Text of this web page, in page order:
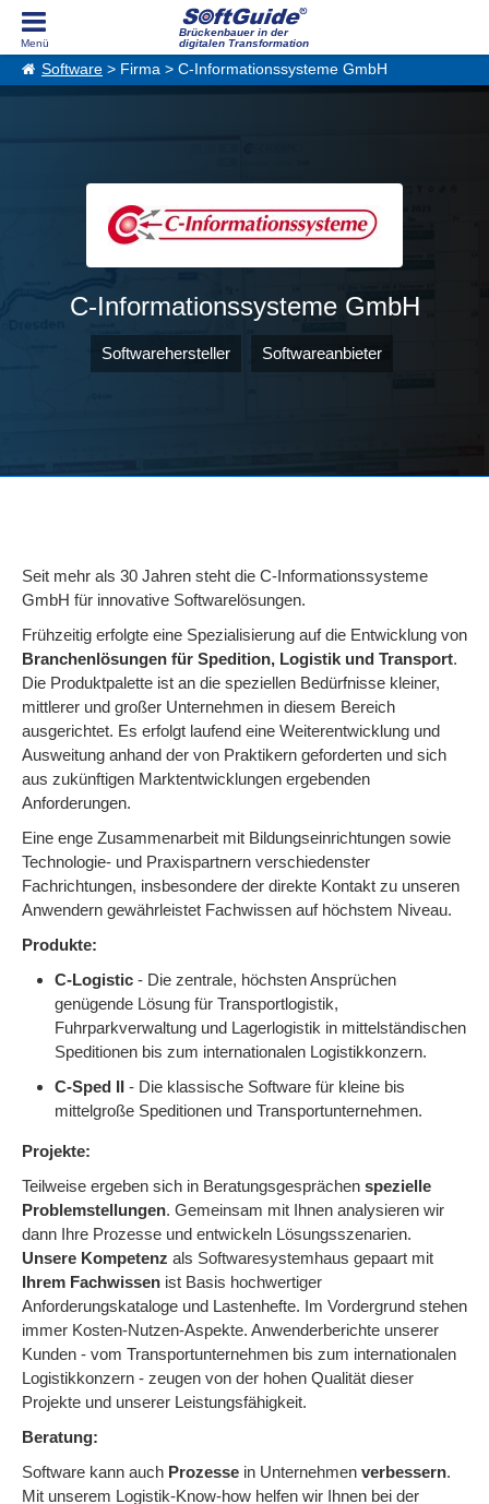
Brückenbauer in der
digitalen Transformation
Software > Firma > C-Informationssysteme GmbH
C-Informationssysteme GmbH
Softwarehersteller Softwareanbieter
Seit mehr als 30 Jahren steht die C-Informationssysteme
GmbH für innovative Softwarelösungen.
Frühzeitig erfolgte eine Spezialisierung auf die Entwicklung von
Branchenlösungen für Spedition, Logistik und Transport.
Die Produktpalette ist an die speziellen Bedürfnisse kleiner,
mittlerer und großer Unternehmen in diesem Bereich
ausgerichtet. Es erfolgt laufend eine Weiterentwicklung und
Ausweitung anhand der von Praktikern geforderten und sich
aus zukünftigen Marktentwicklungen ergebenden
Anforderungen.
Eine enge Zusammenarbeit mit Bildungseinrichtungen sowie
Technologie- und Praxispartnern verschiedenster
Fachrichtungen, insbesondere der direkte Kontakt zu unseren
Anwendern gewährleistet Fachwissen auf höchstem Niveau.
Produkte:
C-Logistic - Die zentrale, höchsten Ansprüchen
genügende Lösung für Transportlogistik,
Fuhrparkverwaltung und Lagerlogistik in mittelständischen
Speditionen bis zum internationalen Logistikkonzern.
C-Sped II - Die klassische Software für kleine bis
mittelgroße Speditionen und Transportunternehmen.
Projekte:
Teilweise ergeben sich in Beratungsgesprächen spezielle
Problemstellungen. Gemeinsam mit Ihnen analysieren wir
dann Ihre Prozesse und entwickeln Lösungsszenarien.
Unsere Kompetenz als Softwaresystemhaus gepaart mit
Ihrem Fachwissen ist Basis hochwertiger
Anforderungskataloge und Lastenhefte. Im Vordergrund stehen
immer Kosten-Nutzen-Aspekte. Anwenderberichte unserer
Kunden - vom Transportunternehmen bis zum internationalen
Logistikkonzern - zeugen von der hohen Qualität dieser
Projekte und unserer Leistungsfähigkeit.
Beratung:
Software kann auch Prozesse in Unternehmen verbessern.
Mit unserem Logistik-Know-how helfen wir Ihnen bei der